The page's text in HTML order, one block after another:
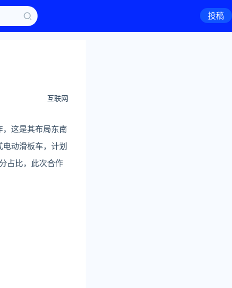
投稿
互联网
这是其布局东南
动滑板车，计划
占比，此次合作